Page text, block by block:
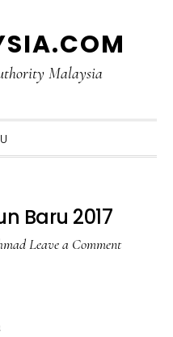
Malaysia
Baru 2017
Leave a Comment